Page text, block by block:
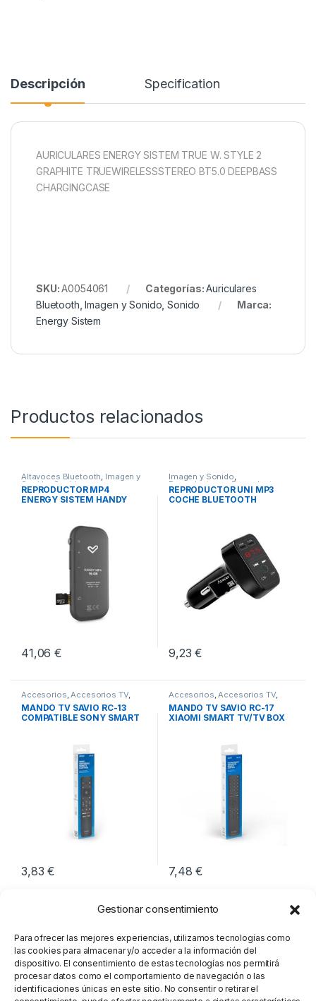
Gestionar consentimiento
Para ofrecer las mejores experiencias, utilizamos tecnologías como
las cookies para almacenar y/o acceder a la información del
dispositivo. El consentimiento de estas tecnologías nos permitirá
procesar datos como el comportamiento de navegación o las
identificaciones únicas en este sitio. No consentir o retirar el
Descripción Specification
AURICULARES ENERGY SISTEM TRUE W. STYLE 2
GRAPHITE TRUEWIRELESSSTEREO BT5.0 DEEPBASS
CHARGINGCASE
SKU:A0054061 Categorías:Auriculares
Bluetooth ,Imagen y Sonido ,Sonido
Marca:
Energy Sistem
Productos relacionados
Altavoces Bluetooth, Imagen y
Sonido ,Sonido
REPRODUCTOR MP4
ENERGY SISTEM HANDY
41,06€
Imagen y Sonido,
Reproductores,Reproductores
Mp3-Mp4
REPRODUCTOR UNI MP3
COCHE BLUETOOTH
9,23€
Accesorios,Accesorios TV,
Imagen y Sonido
MANDO TV SAVIO RC-13
COMPATIBLE SONY SMART
3,83€
Accesorios,Accesorios TV,
Imagen y Sonido
MANDO TV SAVIO RC-17
XIAOMI SMART TV/TV BOX
7,48€